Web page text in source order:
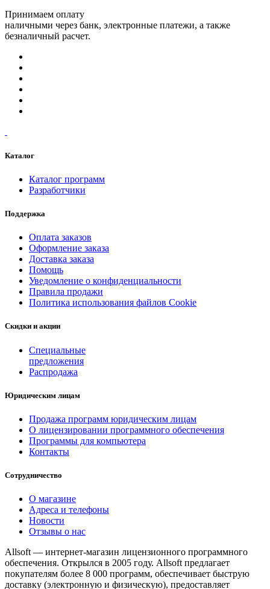
Принимаем оплату
наличными через банк, электронные платежи, а также
безналичный расчет.
Каталог
Каталог программ
Разработчики
Поддержка
Оплата заказов
Оформление заказа
Доставка заказа
Помощь
Уведомление о конфиденциальности
Правила продажи
Политика использования файлов Cookie
Скидки и акции
Специальные
предложения
Распродажа
Юридическим лицам
Продажа программ юридическим лицам
О лицензировании программного обеспечения
Программы для компьютера
Контакты
Сотрудничество
О магазине
Адреса и телефоны
Новости
Отзывы о нас
Allsoft — интернет-магазин лицензионного программного
обеспечения. Открылся в 2005 году. Allsoft предлагает
покупателям более 8 000 программ, обеспечивает быструю
доставку (электронную и физическую), предоставляет